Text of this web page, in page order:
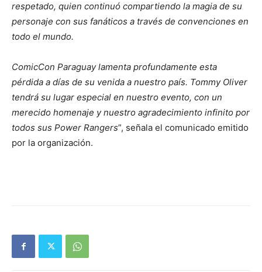
respetado, quien continuó compartiendo la magia de su
personaje con sus fanáticos a través de convenciones en
todo el mundo.
ComicCon Paraguay lamenta profundamente esta
pérdida a días de su venida a nuestro país. Tommy Oliver
tendrá su lugar especial en nuestro evento, con un
merecido homenaje y nuestro agradecimiento infinito por
todos sus Power Rangers”, señala el comunicado emitido
por la organización.